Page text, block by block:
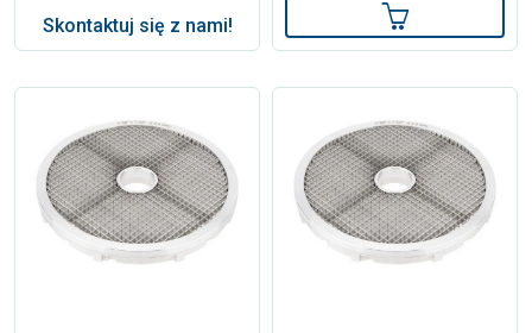
Skontaktuj się z nami!
Dodaj do